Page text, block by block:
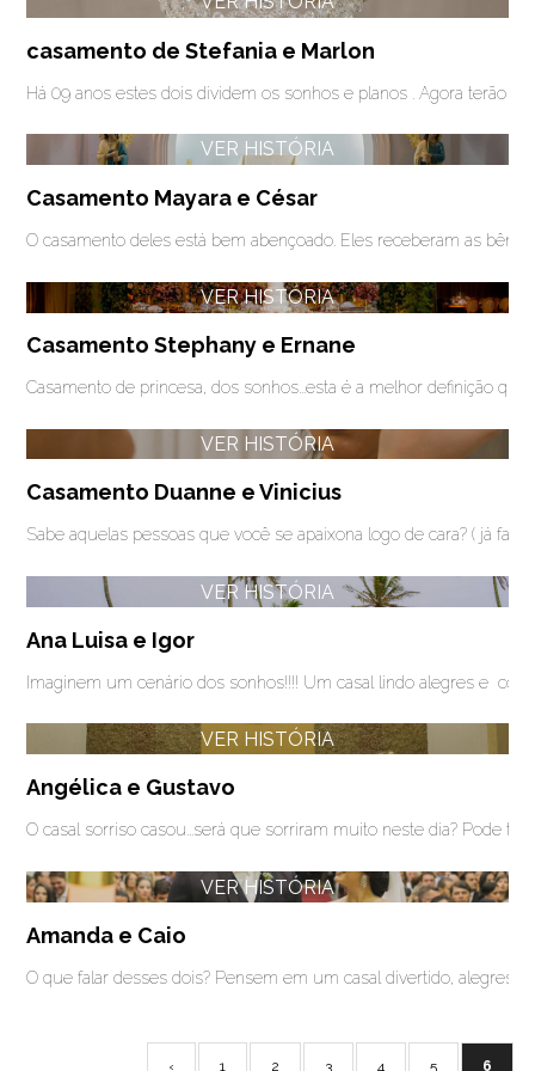
casamento de Stefania e Marlon
Há 09 anos estes dois dividem os sonhos e planos . Agora terão
VER HISTÓRIA
Casamento Mayara e César
O casamento deles está bem abençoado. Eles receberam as
VER HISTÓRIA
Casamento Stephany e Ernane
Casamento de princesa, dos sonhos...esta é a melhor definição
VER HISTÓRIA
Casamento Duanne e Vinicius
Sabe aquelas pessoas que você se apaixona logo de cara? ( já
VER HISTÓRIA
Ana Luisa e Igor
Imaginem um cenário dos sonhos!!!! Um casal lindo alegres e
VER HISTÓRIA
Angélica e Gustavo
O casal sorriso casou...será que sorriram muito neste dia? Pode
VER HISTÓRIA
Amanda e Caio
O que falar desses dois? Pensem em um casal divertido, alegres,
‹ 1 2 3 4 5 6